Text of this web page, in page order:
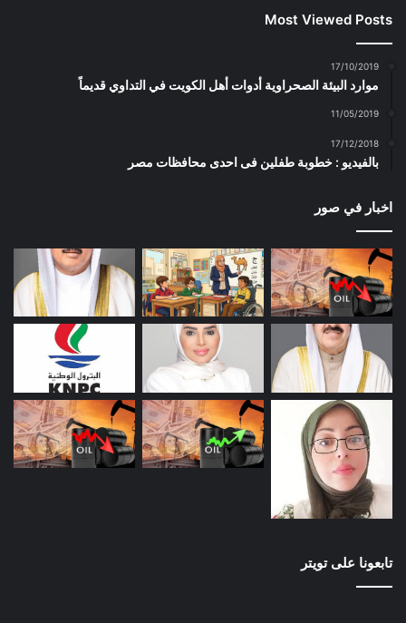
Most Viewed Posts
17/10/2019
موارد البيئة الصحراوية أدوات أهل الكويت في التداوي قديماً
11/05/2019
17/12/2018
بالفيديو : خطوبة طفلين فى احدى محافظات مصر
اخبار في صور
تابعونا على تويتر